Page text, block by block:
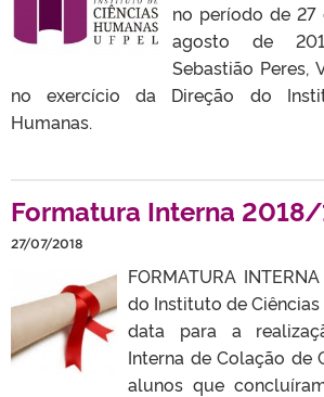
no período de
agosto de
Sebastião Peres,
no exercício da Direção do
Humanas.
Formatura Interna
27/07/2018
FORMATURA
do Instituto de
data para a
Interna de Colação de
alunos que